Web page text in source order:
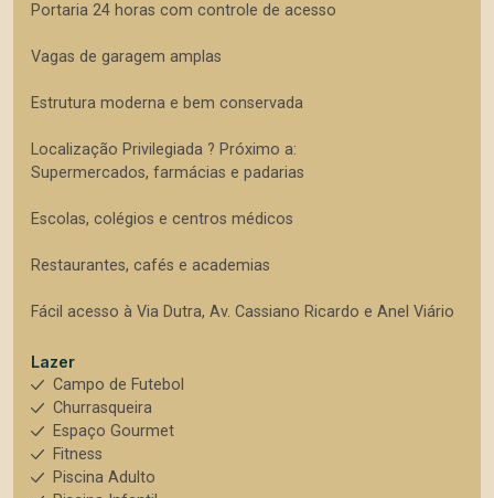
Portaria 24 horas com controle de acesso
Vagas de garagem amplas
Estrutura moderna e bem conservada
Localização Privilegiada ? Próximo a:
Supermercados, farmácias e padarias
Escolas, colégios e centros médicos
Restaurantes, cafés e academias
Fácil acesso à Via Dutra, Av. Cassiano Ricardo e Anel Viário
Lazer
Campo de Futebol
Churrasqueira
Espaço Gourmet
Fitness
Piscina Adulto